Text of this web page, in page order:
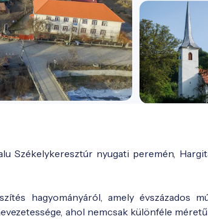
Székelykeresztúr nyugati peremén,
hagyományáról, amely évszázados
ahol nemcsak különféle